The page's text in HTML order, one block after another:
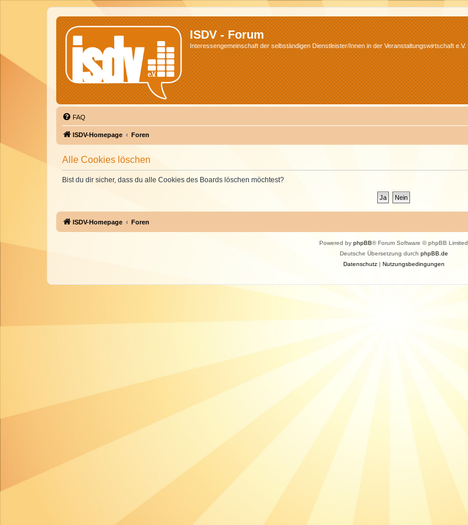
ISDV - Forum
Interessengemeinschaft der selbständigen Dienstleister/Innen in der Veranstaltungswirtschaft e.V.
FAQ
ISDV-Homepage Foren
Alle Cookies löschen
Bist du dir sicher, dass du alle Cookies des Boards löschen möchtest?
ISDV-Homepage Foren
Powered by phpBB® Forum Software © phpBB Limited
Deutsche Übersetzung durch phpBB.de
Datenschutz| Nutzungsbedingungen